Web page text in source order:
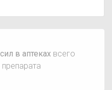
в аптеках всего